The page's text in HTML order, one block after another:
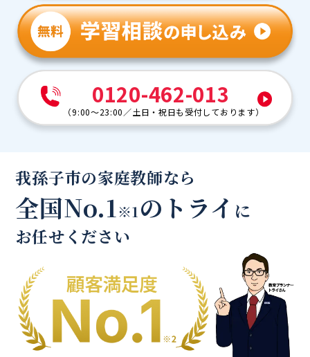
0120-462-013
（9:00～23:00／土日・祝日も受付しております）
我孫子市の家庭教師なら
全国No.1※1のトライ に
お任せください